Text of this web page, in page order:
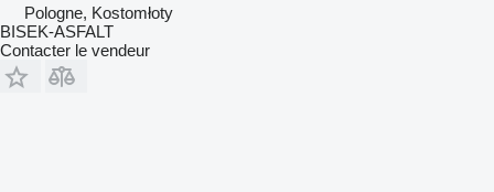
Pologne, Kostomłoty
BISEK-ASFALT
Contacter le vendeur